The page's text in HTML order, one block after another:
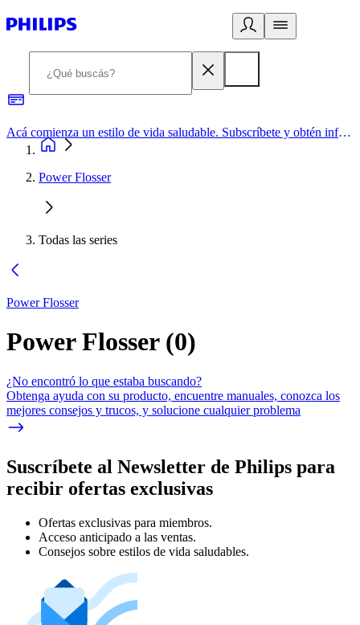
Acá comienza un estilo de vida saludable. Subscríbete y obtén información de primera mano
Power Flosser
Todas las series
Power Flosser
Power Flosser(0)
¿No encontró lo que estaba buscando?
Obtenga ayuda con su producto, encuentre manuales, conozca los
mejores consejos y trucos, y solucione cualquier problema
Suscríbete al Newsletter de Philips para
recibir ofertas exclusivas
Ofertas exclusivas para miembros.
Acceso anticipado a las ventas.
Consejos sobre estilos de vida saludables.